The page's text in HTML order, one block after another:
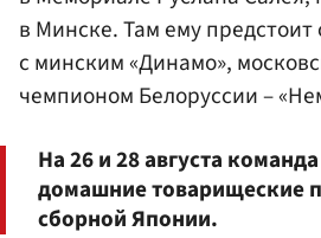
в Минске. Там ему
с минским «Динамо»,
чемпионом Белоруссии –
На 26 и 28 августа
домашние товарищеские
сборной Японии.